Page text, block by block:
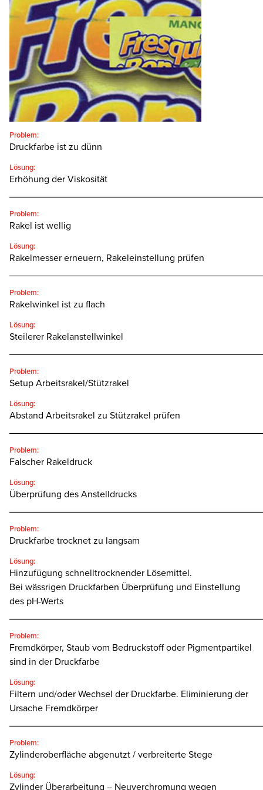
Problem:
Druckfarbe ist zu dünn
Lösung:
Erhöhung der Viskosität
Problem:
Rakel ist wellig
Lösung:
Rakelmesser erneuern, Rakeleinstellung prüfen
Problem:
Rakelwinkel ist zu flach
Lösung:
Steilerer Rakelanstellwinkel
Problem:
Setup Arbeitsrakel/Stützrakel
Lösung:
Abstand Arbeitsrakel zu Stützrakel prüfen
Problem:
Falscher Rakeldruck
Lösung:
Überprüfung des Anstelldrucks
Problem:
Druckfarbe trocknet zu langsam
Lösung:
Hinzufügung schnelltrocknender Lösemittel.
Bei wässrigen Druckfarben Überprüfung und Einstellung
des pH-Werts
Problem:
Fremdkörper, Staub vom Bedruckstoff oder Pigmentpartikel
sind in der Druckfarbe
Lösung:
Filtern und/oder Wechsel der Druckfarbe. Eliminierung der
Ursache Fremdkörper
Problem:
Zylinderoberfläche abgenutzt / verbreiterte Stege
Lösung:
Zylinder Überarbeitung – Neuverchromung wegen